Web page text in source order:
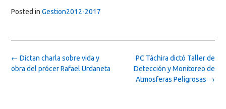
Posted in Gestion2012-2017
Post
navigation
PC Táchira dictó Taller de
Detección y Monitoreo de
Atmosferas Peligrosas →
← Dictan charla sobre vida y
obra del prócer Rafael Urdaneta